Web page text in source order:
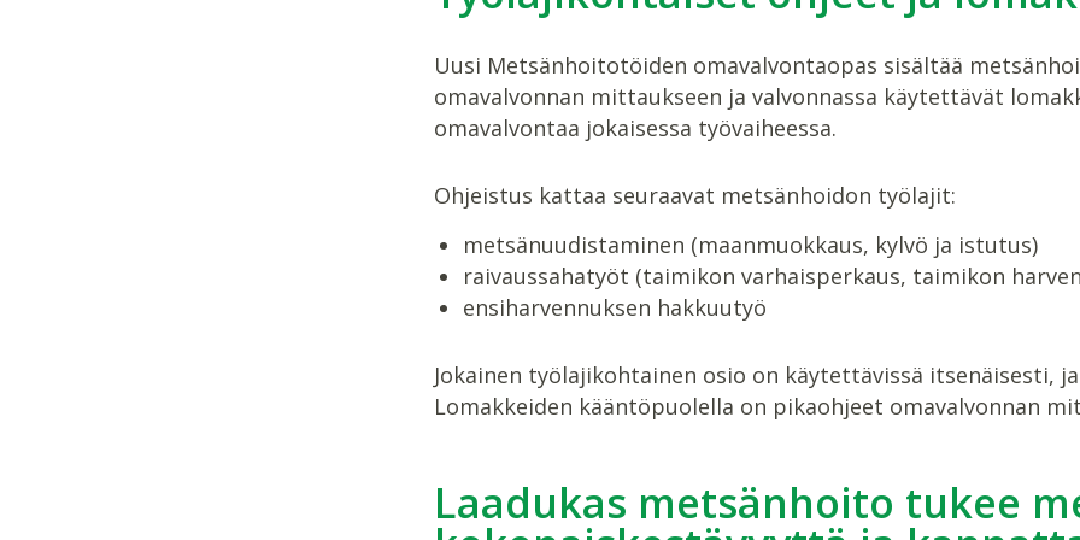
Uusi Metsänhoitotöiden omavalvontaopas sisältää
omavalvonnan mittaukseen ja valvonnassa käytettävät
omavalvontaa jokaisessa työvaiheessa.
Ohjeistus kattaa seuraavat metsänhoidon työlajit:
metsänuudistaminen (maanmuokkaus, kylvö ja istutus)
raivaussahatyöt (taimikon varhaisperkaus, taimikon
ensiharvennuksen hakkuutyö
Jokainen työlajikohtainen osio on käytettävissä itsenäisesti,
Lomakkeiden kääntöpuolella on pikaohjeet omavalvonnan
Laadukas metsänhoito tukee